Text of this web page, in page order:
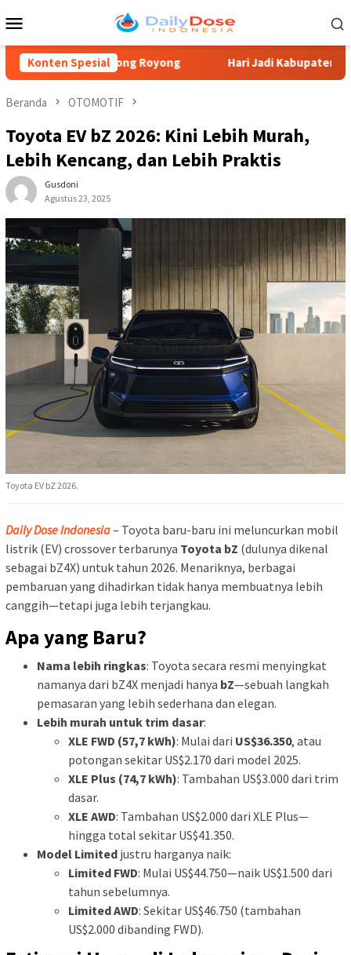
ke
Mobile
Konten Spesial
Royong Hari Jadi Kabupaten Blitar, Guntur
Beranda OTOMOTIF
Toyota EV bZ 2026: Kini Lebih Murah,
Lebih Kencang, dan Lebih Praktis
Gusdoni
Agustus 23, 2025
Toyota EV bZ 2026.
Daily Dose Indonesia– Toyota baru-baru ini meluncurkan mobil
listrik (EV) crossover terbarunya Toyota bZ (dulunya dikenal
sebagai bZ4X) untuk tahun 2026. Menariknya, berbagai
pembaruan yang dihadirkan tidak hanya membuatnya lebih
canggih—tetapi juga lebih terjangkau.
Apa yang Baru?
Nama lebih ringkas: Toyota secara resmi menyingkat
namanya dari bZ4X menjadi hanya bZ—sebuah langkah
pemasaran yang lebih sederhana dan elegan.
Lebih murah untuk trim dasar:
XLE FWD (57,7 kWh): Mulai dari US$36.350, atau
potongan sekitar US$2.170 dari model 2025.
XLE Plus (74,7 kWh): Tambahan US$3.000 dari trim
dasar.
XLE AWD: Tambahan US$2.000 dari XLE Plus—
hingga total sekitar US$41.350.
Model Limited justru harganya naik:
Limited FWD: Mulai US$44.750—naik US$1.500 dari
tahun sebelumnya.
Limited AWD: Sekitar US$46.750 (tambahan
US$2.000 dibanding FWD).